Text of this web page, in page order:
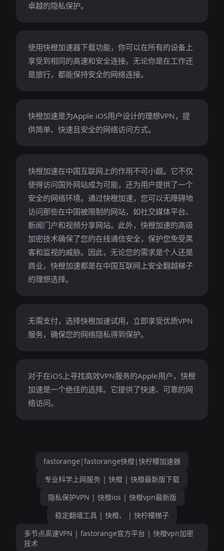
卓越的隐私保护。
使用快橙加速器下载功能，你可以在所有的设备上
享受到相同的高速和安全连接。无论你是在工作还
是旅行，都能保持安全的网络连接。
快橙加速是为Apple iOS用户设计的理想VPN，提
供简单、快速且安全的网络访问方式。
快橙加速在中国互联网上的作用不可小觑。它不仅
使得访问国外网站成为可能，还为用户提供了一个
安全的网络环境。通过快橙加速，您可以无障碍地
访问那些在中国被限制的网站，如社交媒体平台、
新闻门户和视频分享网站。此外，快橙加速的高级
加密技术确保了您的在线通信安全，保护您免受黑
客和监视的威胁。因此，无论您的需求是个人还是
商业，快橙加速都是在中国互联网上安全翻越梯子
的理想选择。
无需支付，选择快橙加速试用，立即享受优质VPN
服务，确保您的网络隐私得到保护。
对于在iOS上寻找高效VPN服务的Apple用户，快橙
加速是一个绝佳的选择。它提供了快速、可靠的网
络访问。
fastorange|fastorange快橙|快柠檬加速器
专业科学上网服务 | 快橙 | 快橙最新版下载
隐私保护VPN | 快橙ios | 快橙vpn最新版
稳定翻墙工具 | 快橙、 | 快柠檬梯子
多节点高速VPN | fastorange官方平台 | 快橙vpn加密
技术